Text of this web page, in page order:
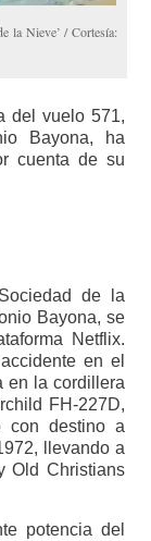
la Nieve’ / Cortesía:
del vuelo 571,
Bayona, ha
cuenta de su
de la
Bayona, se
Netflix.
en el
en la cordillera
FH-227D,
con destino a
llevando a
Old Christians
potencia del